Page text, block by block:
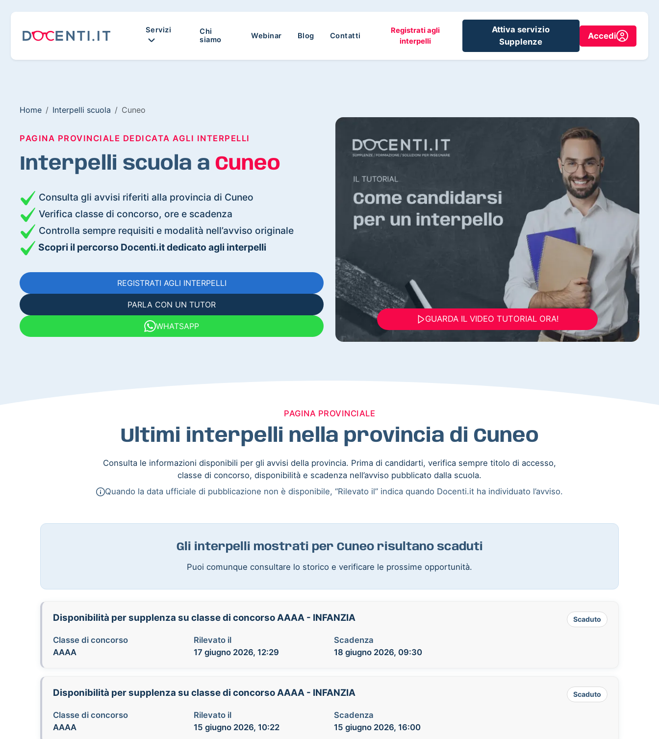
Servizi
Chi
siamo
Webinar Blog Contatti
Registrati agli
interpelli
Attiva servizio
Supplenze
Accedi
Home Interpelli scuola Cuneo
PAGINA PROVINCIALE DEDICATA AGLI INTERPELLI
Interpelli scuola a Cuneo
Consulta gli avvisi riferiti alla provincia di Cuneo
Verifica classe di concorso, ore e scadenza
Controlla sempre requisiti e modalità nell’avviso originale
Scopri il percorso Docenti.it dedicato agli interpelli
REGISTRATI AGLI INTERPELLI
PARLA CON UN TUTOR
WHATSAPP
GUARDA IL VIDEO TUTORIAL ORA!
PAGINA PROVINCIALE
Ultimi interpelli nella provincia di Cuneo
Consulta le informazioni disponibili per gli avvisi della provincia. Prima di candidarti, verifica sempre titolo di accesso,
classe di concorso, disponibilità e scadenza nell’avviso pubblicato dalla scuola.
Quando la data ufficiale di pubblicazione non è disponibile, “Rilevato il” indica quando Docenti.it ha individuato l’avviso.
Gli interpelli mostrati per Cuneo risultano scaduti
Puoi comunque consultare lo storico e verificare le prossime opportunità.
Disponibilità per supplenza su classe di concorso AAAA - INFANZIA Scaduto
Classe di concorso
AAAA
Rilevato il
17 giugno 2026, 12:29
Scadenza
18 giugno 2026, 09:30
Disponibilità per supplenza su classe di concorso AAAA - INFANZIA Scaduto
Classe di concorso
AAAA
Rilevato il
15 giugno 2026, 10:22
Scadenza
15 giugno 2026, 16:00